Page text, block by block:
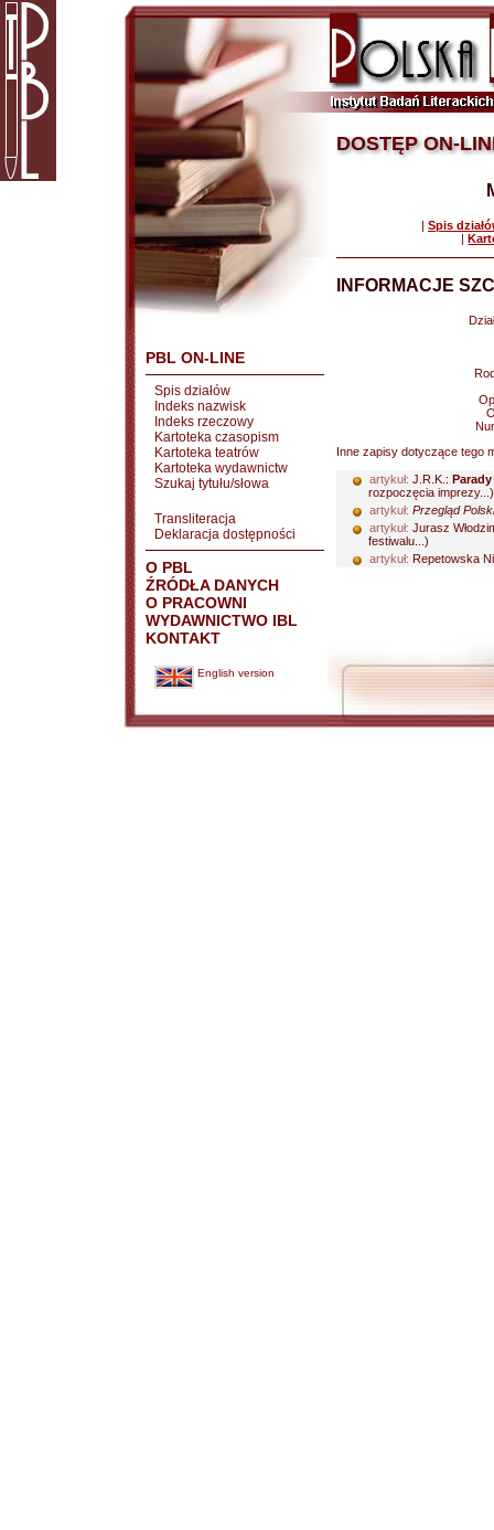
PBL ON-LINE
Spis działów
Indeks nazwisk
Indeks rzeczowy
Kartoteka czasopism
Kartoteka teatrów
Kartoteka wydawnictw
Szukaj tytułu/słowa
Transliteracja
Deklaracja dostępności
O PBL
ŹRÓDŁA DANYCH
O PRACOWNI
WYDAWNICTWO IBL
KONTAKT
English version
DOSTĘP ON-
| Spis
|
INFORMACJE
Inne zapisy dotyczące tego
artykuł: J.R.K.:
rozpoczęcia imprezy...)
artykuł: Przegląd
artykuł: Jurasz
festiwalu...)
artykuł: Repetowska